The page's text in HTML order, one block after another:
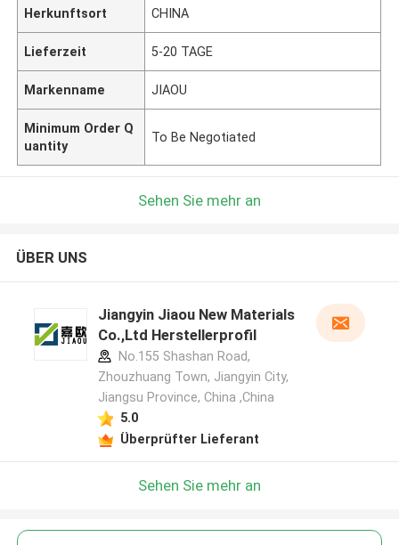
Herkunftsort CHINA
Lieferzeit 5-20 TAGE
Markenname JIAOU
Minimum Order Q
uantity
To Be Negotiated
Sehen Sie mehr an
ÜBER UNS
Jiangyin Jiaou New Materials
Co.,Ltd Herstellerprofil
No.155 Shashan Road,
Zhouzhuang Town, Jiangyin City,
Jiangsu Province, China ,China
5.0
Überprüfter Lieferant
Sehen Sie mehr an